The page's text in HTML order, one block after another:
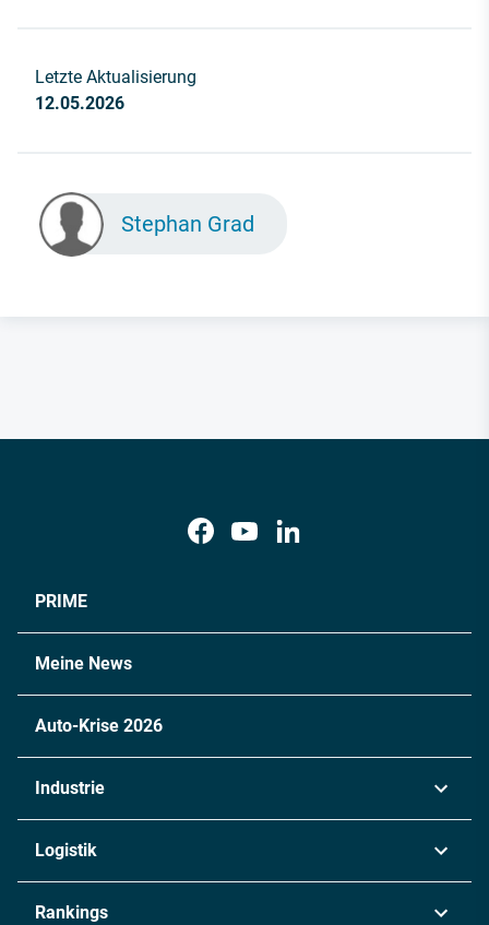
Letzte Aktualisierung
12.05.2026
Stephan Grad
PRIME
Meine News
Auto-Krise 2026
Industrie
Chemie
Logistik
Rankings